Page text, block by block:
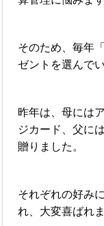
そのため、毎年
ゼントを選んでい
昨年は、母には
ジカード、父に
贈りました。
それぞれの好み
れ、大変喜ばれま